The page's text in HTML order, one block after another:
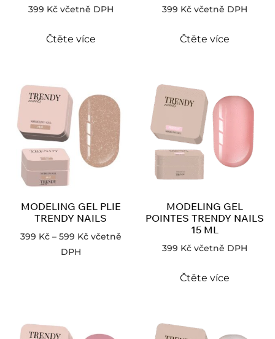
399 Kč včetně DPH
Čtěte více
399 Kč včetně DPH
Čtěte více
MODELING GEL PLIE
TRENDY NAILS
399 Kč – 599 Kč včetně
DPH
MODELING GEL
POINTES TRENDY NAILS
15 ML
399 Kč včetně DPH
Čtěte více